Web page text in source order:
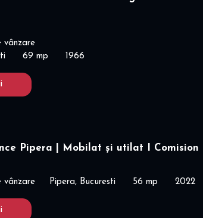
vânzare
69 mp 1966
Pipera | Mobilat și utilat I Comision
vânzare Pipera, Bucuresti 56 mp 2022